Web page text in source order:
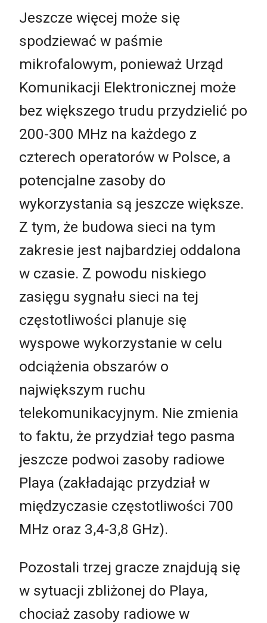
Jeszcze więcej może się
spodziewać w paśmie
mikrofalowym, ponieważ Urząd
Komunikacji Elektronicznej może
bez większego trudu przydzielić po
200-300 MHz na każdego z
czterech operatorów w Polsce, a
potencjalne zasoby do
wykorzystania są jeszcze większe.
Z tym, że budowa sieci na tym
zakresie jest najbardziej oddalona
w czasie. Z powodu niskiego
zasięgu sygnału sieci na tej
częstotliwości planuje się
wyspowe wykorzystanie w celu
odciążenia obszarów o
największym ruchu
telekomunikacyjnym. Nie zmienia
to faktu, że przydział tego pasma
jeszcze podwoi zasoby radiowe
Playa (zakładając przydział w
międzyczasie częstotliwości 700
MHz oraz 3,4-3,8 GHz).
Pozostali trzej gracze znajdują się
w sytuacji zbliżonej do Playa,
chociaż zasoby radiowe w